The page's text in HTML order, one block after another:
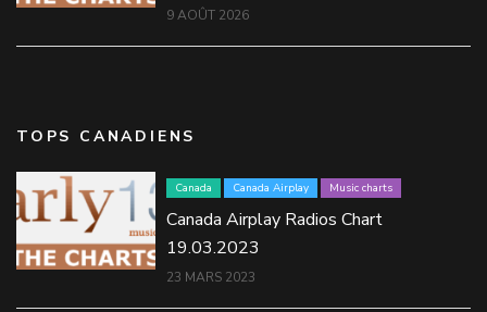
9 AOÛT 2026
TOPS CANADIENS
Canada Canada Airplay Music charts
Canada Airplay Radios Chart
19.03.2023
23 MARS 2023